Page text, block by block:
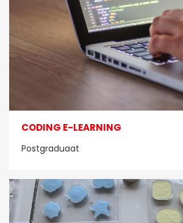
CODING E-LEARNING
Postgraduaat